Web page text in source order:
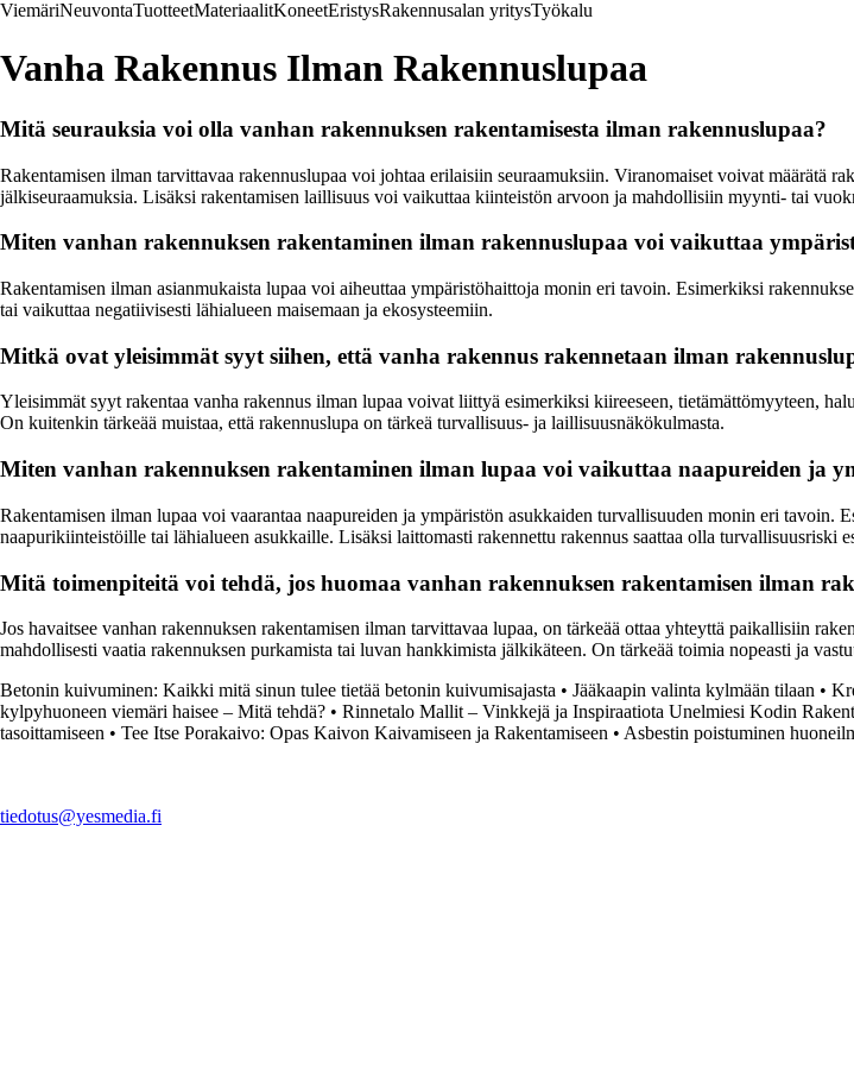
ViemäriNeuvontaTuotteetMateriaalitKoneetEristysRakennusalan yritysTyökalu
Vanha Rakennus Ilman Rakennuslupaa
Mitä seurauksia voi olla vanhan rakennuksen rakentamisesta ilman rakennuslupaa?
Rakentamisen ilman tarvittavaa rakennuslupaa voi johtaa erilaisiin seuraamuksiin. Viranomaiset voivat määrätä
jälkiseuraamuksia. Lisäksi rakentamisen laillisuus voi vaikuttaa kiinteistön arvoon ja mahdollisiin myynti- tai
Miten vanhan rakennuksen rakentaminen ilman rakennuslupaa voi vaikuttaa
Rakentamisen ilman asianmukaista lupaa voi aiheuttaa ympäristöhaittoja monin eri tavoin. Esimerkiksi
tai vaikuttaa negatiivisesti lähialueen maisemaan ja ekosysteemiin.
Mitkä ovat yleisimmät syyt siihen, että vanha rakennus rakennetaan ilman
Yleisimmät syyt rakentaa vanha rakennus ilman lupaa voivat liittyä esimerkiksi kiireeseen, tietämättömyyteen,
On kuitenkin tärkeää muistaa, että rakennuslupa on tärkeä turvallisuus- ja laillisuusnäkökulmasta.
Miten vanhan rakennuksen rakentaminen ilman lupaa voi vaikuttaa naapureiden ja
Rakentamisen ilman lupaa voi vaarantaa naapureiden ja ympäristön asukkaiden turvallisuuden monin eri
naapurikiinteistöille tai lähialueen asukkaille. Lisäksi laittomasti rakennettu rakennus saattaa olla turvallisuusriski
Mitä toimenpiteitä voi tehdä, jos huomaa vanhan rakennuksen rakentamisen ilman
Jos havaitsee vanhan rakennuksen rakentamisen ilman tarvittavaa lupaa, on tärkeää ottaa yhteyttä paikallisiin
mahdollisesti vaatia rakennuksen purkamista tai luvan hankkimista jälkikäteen. On tärkeää toimia nopeasti ja
Betonin kuivuminen: Kaikki mitä sinun tulee tietää betonin kuivumisajasta • Jääkaapin valinta kylmään tilaan •
kylpyhuoneen viemäri haisee – Mitä tehdä? • Rinnetalo Mallit – Vinkkejä ja Inspiraatiota Unelmiesi Kodin
tasoittamiseen • Tee Itse Porakaivo: Opas Kaivon Kaivamiseen ja Rakentamiseen • Asbestin poistuminen
tiedotus@yesmedia.fi